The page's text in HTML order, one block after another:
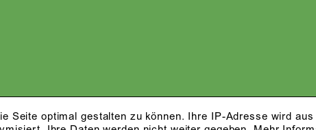
Seite optimal gestalten zu können. Ihre IP-Adresse wird